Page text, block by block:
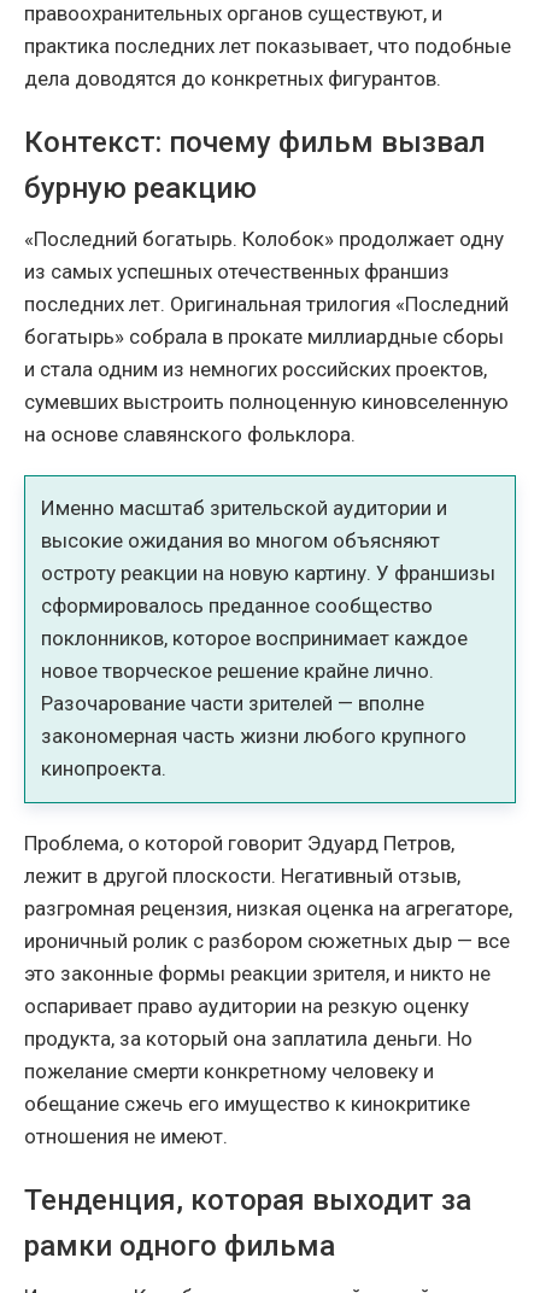
правоохранительных органов существуют, и
практика последних лет показывает, что подобные
дела доводятся до конкретных фигурантов.
Контекст: почему фильм вызвал
бурную реакцию
«Последний богатырь. Колобок» продолжает одну
из самых успешных отечественных франшиз
последних лет. Оригинальная трилогия «Последний
богатырь» собрала в прокате миллиардные сборы
и стала одним из немногих российских проектов,
сумевших выстроить полноценную киновселенную
на основе славянского фольклора.
Именно масштаб зрительской аудитории и
высокие ожидания во многом объясняют
остроту реакции на новую картину. У франшизы
сформировалось преданное сообщество
поклонников, которое воспринимает каждое
новое творческое решение крайне лично.
Разочарование части зрителей — вполне
закономерная часть жизни любого крупного
кинопроекта.
Проблема, о которой говорит Эдуард Петров,
лежит в другой плоскости. Негативный отзыв,
разгромная рецензия, низкая оценка на агрегаторе,
ироничный ролик с разбором сюжетных дыр — все
это законные формы реакции зрителя, и никто не
оспаривает право аудитории на резкую оценку
продукта, за который она заплатила деньги. Но
пожелание смерти конкретному человеку и
обещание сжечь его имущество к кинокритике
отношения не имеют.
Тенденция, которая выходит за
рамки одного фильма